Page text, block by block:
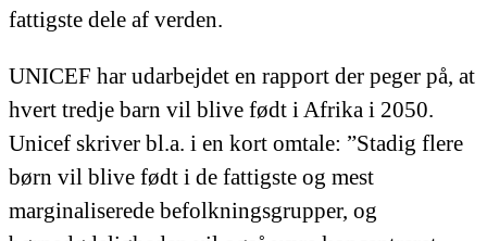
fattigste dele af verden.
UNICEF har udarbejdet en rapport der peger på, at
hvert tredje barn vil blive født i Afrika i 2050.
Unicef skriver bl.a. i en kort omtale: ”Stadig flere
børn vil blive født i de fattigste og mest
marginaliserede befolkningsgrupper, og